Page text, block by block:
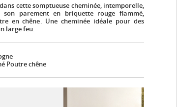
cette somptueuse cheminée, intemporelle,
parement en briquette rouge flammé,
en chêne. Une cheminée idéale pour des
large feu.
Poutre chêne